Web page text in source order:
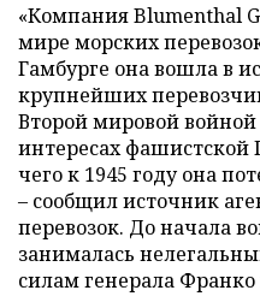
«Компания Blumenthal
мире морских
Гамбурге она вошла в
крупнейших
Второй мировой
интересах фашистской
чего к 1945 году она
– сообщил источник
перевозок. До начала
занималась
силам генерала